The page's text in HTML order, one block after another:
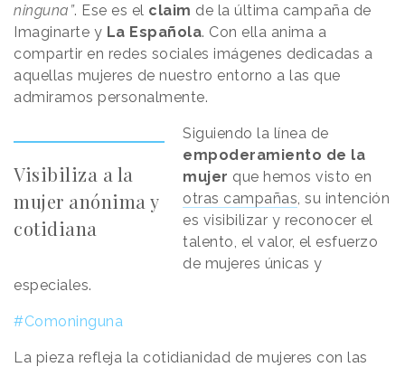
ninguna”. Ese es el claim de la última campaña de
Imaginarte y La Española. Con ella anima a
compartir en redes sociales imágenes dedicadas a
aquellas mujeres de nuestro entorno a las que
admiramos personalmente.
Visibiliza a la
mujer anónima y
cotidiana
Siguiendo la línea de
empoderamiento de la
mujer que hemos visto en
otras campañas, su intención
es visibilizar y reconocer el
talento, el valor, el esfuerzo
de mujeres únicas y
especiales.
#Comoninguna
La pieza refleja la cotidianidad de mujeres con las